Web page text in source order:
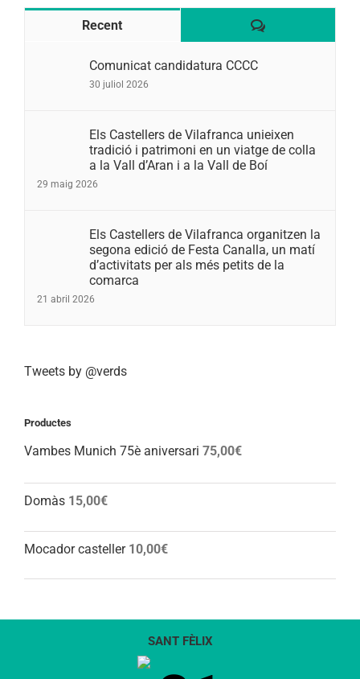
Recent Comentaris
Comunicat candidatura CCCC
30 juliol 2026
Els Castellers de Vilafranca unieixen
tradició i patrimoni en un viatge de colla
a la Vall d’Aran i a la Vall de Boí
29 maig 2026
Els Castellers de Vilafranca organitzen la
segona edició de Festa Canalla, un matí
d’activitats per als més petits de la
comarca
21 abril 2026
Tweets by @verds
Productes
Vambes Munich 75è aniversari 75,00€
Domàs 15,00€
Mocador casteller 10,00€
SANT FÈLIX